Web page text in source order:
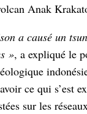
Anak
a causé un
», a expliqué le
ce qui s’est
sur les